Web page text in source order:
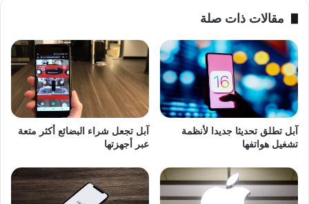
آبل آيفون
مقالات ذات صلة
آبل تطلق تحديثا جديدا لأنظمة
تشغيل هواتفها
آبل تجعل شراء البضائع أكثر متعة
عبر أجهزتها